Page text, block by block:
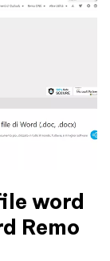
word
Remo